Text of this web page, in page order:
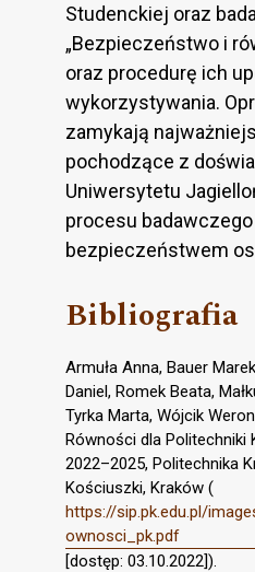
Studenckiej oraz
„Bezpieczeństwo i
oraz procedurę ich
wykorzystywania.
zamykają
pochodzące z
Uniwersytetu
procesu badawczego
bezpieczeństwem
Bibliografia
Armuła Anna, Bauer
Daniel, Romek Beata,
Tyrka Marta, Wójcik
Równości dla Politechniki
2022–2025, Politechnika
Kościuszki, Kraków (
https://sip.pk.edu.pl/
ownosci_pk.pdf
[dostęp: 03.10.2022]).